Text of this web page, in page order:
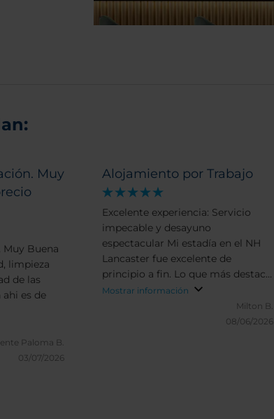
Muy
Muy Buena
limpieza
de las
es de
Paloma B.
03/07/2026
Alojamiento por Trabajo
Excelente experiencia: Servicio
impecable y desayuno
espectacular Mi estadía en el NH
Lancaster fue excelente de
principio a fin. Lo que más destaco
es la atención de su gente; todo el
personal, desde recepción hasta el
comedor, es sumamente amable,
Mostrar información
Milton B.
08/06/2026